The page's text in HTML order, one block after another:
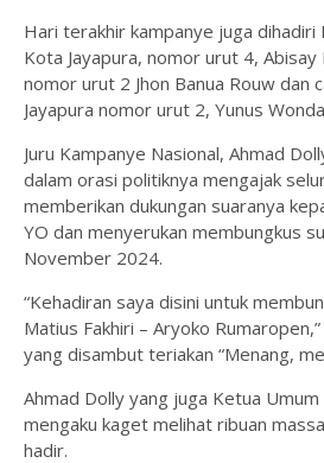
Hari terakhir kampanye juga dihadiri
Kota Jayapura, nomor urut 4, Abisay
nomor urut 2 Jhon Banua Rouw dan
Jayapura nomor urut 2, Yunus
Juru Kampanye Nasional, Ahmad
dalam orasi politiknya mengajak
memberikan dukungan suaranya
YO dan menyerukan membungkus
November 2024.
“Kehadiran saya disini untuk
Matius Fakhiri – Aryoko
yang disambut teriakan “Menang,
Ahmad Dolly yang juga Ketua
mengaku kaget melihat ribuan
hadir.